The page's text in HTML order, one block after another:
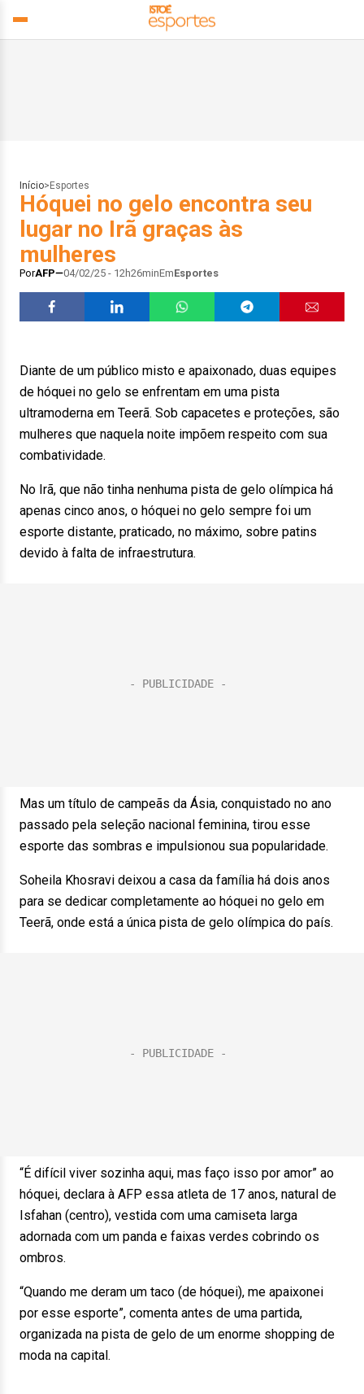
Início> Esportes
Hóquei no gelo encontra seu
lugar no Irã graças às
mulheres
PorAFP 04/02/25 - 12h26minEmEsportes
Diante de um público misto e apaixonado, duas equipes
de hóquei no gelo se enfrentam em uma pista
ultramoderna em Teerã. Sob capacetes e proteções, são
mulheres que naquela noite impõem respeito com sua
combatividade.
No Irã, que não tinha nenhuma pista de gelo olímpica há
apenas cinco anos, o hóquei no gelo sempre foi um
esporte distante, praticado, no máximo, sobre patins
devido à falta de infraestrutura.
Mas um título de campeãs da Ásia, conquistado no ano
passado pela seleção nacional feminina, tirou esse
esporte das sombras e impulsionou sua popularidade.
Soheila Khosravi deixou a casa da família há dois anos
para se dedicar completamente ao hóquei no gelo em
Teerã, onde está a única pista de gelo olímpica do país.
“É difícil viver sozinha aqui, mas faço isso por amor” ao
hóquei, declara à AFP essa atleta de 17 anos, natural de
Isfahan (centro), vestida com uma camiseta larga
adornada com um panda e faixas verdes cobrindo os
ombros.
“Quando me deram um taco (de hóquei), me apaixonei
por esse esporte”, comenta antes de uma partida,
organizada na pista de gelo de um enorme shopping de
moda na capital.